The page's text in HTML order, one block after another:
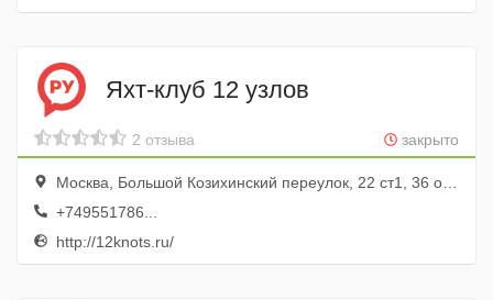
Яхт-клуб 12 узлов
закрыто
2 отзыва
Москва, Большой Козихинский переулок, 22 ст1, 36 офис; 3 этаж
+749551786...
http://12knots.ru/